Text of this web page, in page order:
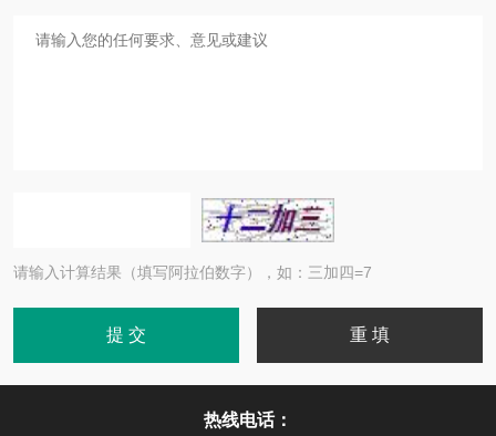
请输入计算结果（填写阿拉伯数字），如：三加四=7
热线电话：